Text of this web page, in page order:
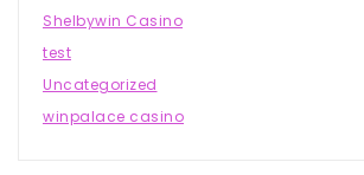
Shelbywin Casino
test
Uncategorized
winpalace casino